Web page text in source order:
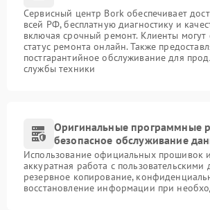
Сервисный центр Bork обеспечивает
всей РФ, бесплатную диагностику и
включая срочный ремонт. Клиенты могут
статус ремонта онлайн. Также
постгарантийное обслуживание для
службы техники
Оригинальные программные
безопасное обслуживание
Использование официальных прошивок
аккуратная работа с
резервное копирование,
восстановление информации при